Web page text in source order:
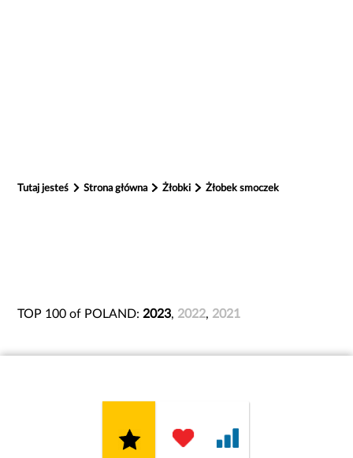
Tutaj jesteś Strona główna Żłobki Żłobek smoczek
TOP 100 of POLAND: 2023, 2022, 2021